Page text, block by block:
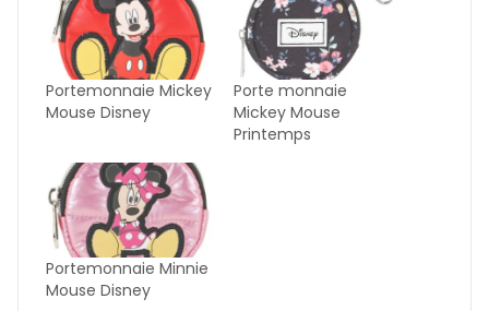
Portemonnaie Mickey
Mouse Disney
Porte monnaie
Mickey Mouse
Printemps
Portemonnaie Minnie
Mouse Disney